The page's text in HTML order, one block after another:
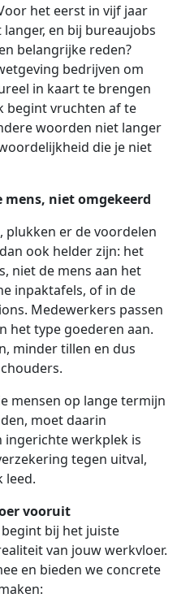
het eerst in vijf jaar
en bij bureaujobs
belangrijke reden?
bedrijven om
in kaart te brengen
begint vruchten af te
woorden niet langer
die je niet
mens, niet omgekeerd
plukken er de voordelen
ook helder zijn: het
niet de mens aan het
inpaktafels, of in de
Medewerkers passen
het type goederen aan.
minder tillen en dus
mensen op lange termijn
moet daarin
ingerichte werkplek is
tegen uitval,
leed.
vooruit
bij het juiste
van jouw werkvloer.
en bieden we concrete